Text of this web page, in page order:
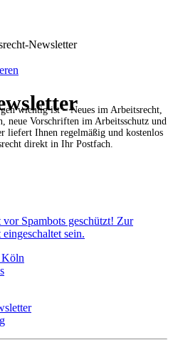
Newsletter
wichtig ist – Neues im Arbeitsrecht,
neue Vorschriften im Arbeitsschutz und
liefert Ihnen regelmäßig und kostenlos
direkt in Ihr Postfach.
Spambots geschützt! Zur
sein.
Köln